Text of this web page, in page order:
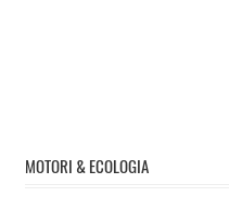
MOTORI & ECOLOGIA